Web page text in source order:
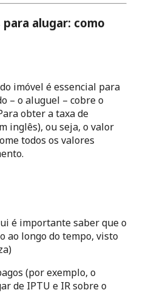
alugar: como
imóvel é essencial para
– o aluguel – cobre o
obter a taxa de
inglês), ou seja, o valor
todos os valores
é importante saber que o
ao longo do tempo, visto
(por exemplo, o
de IPTU e IR sobre o